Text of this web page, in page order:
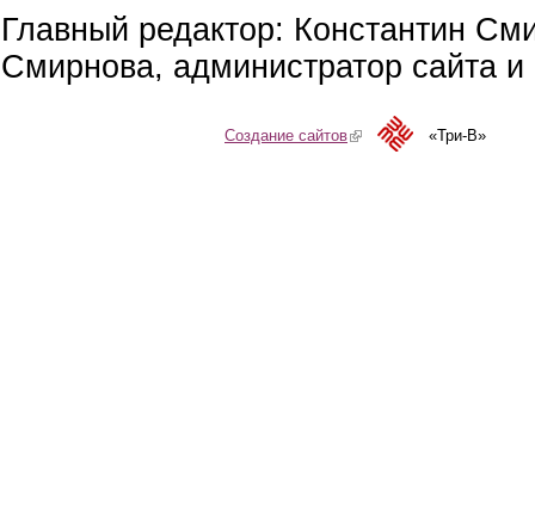
Главный редактор: Константин
Смирнова, администратор сайта
Создание сайтов(link is external)«Три-В»